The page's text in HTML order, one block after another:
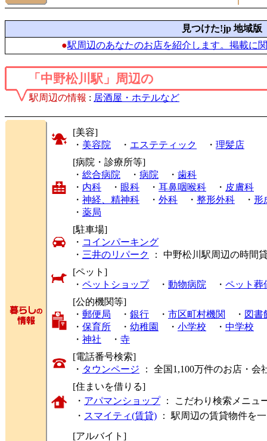
見つけた!jp 地域版
●駅周辺のあなたのお店を紹介します。掲載に
「中野松川駅」周辺の
駅周辺の情報 : 居酒屋・ホテルなど
[美容]
・ 美容院 ・ エステティック ・ 理髪店
[病院・診療所等]
・ 総合病院 ・ 病院 ・ 歯科
・ 内科 ・ 眼科 ・ 耳鼻咽喉科 ・ 皮膚科
・ 神経、精神科 ・ 外科 ・ 整形外科 ・ 形
・ 薬局
[駐車場]
・ コインパーキング
・ 三井のリパーク
： 中野松川駅周辺の時間
[ペット]
・ ペットショップ・ 動物病院 ・ ペット葬
[公的機関等]
・ 郵便局 ・ 銀行 ・ 市区町村機関 ・ 図書
・ 保育所 ・ 幼稚園 ・ 小学校 ・ 中学校
・ 神社 ・ 寺
[電話番号検索]
・ タウンページ ： 全国1,100万件のお店・
[住まいを借りる]
・ アパマンショップ： こだわり検索メニュ
・ スマイティ(賃貸) ： 駅周辺の賃貸物件を
[アルバイト]